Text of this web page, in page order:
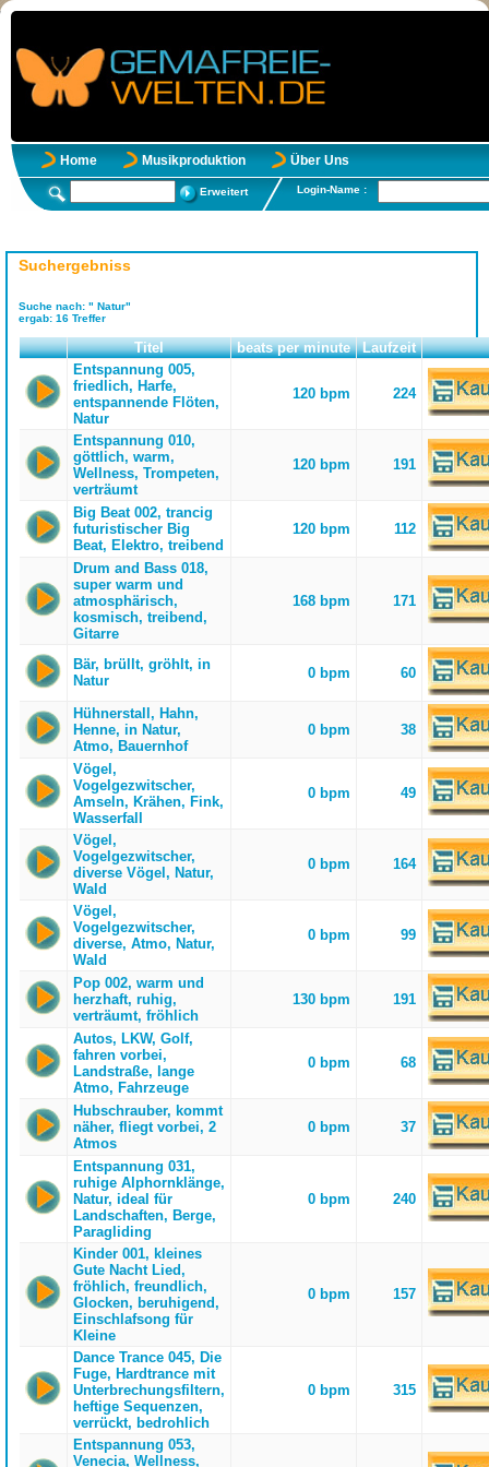
Home Musikproduktion Über Uns
Erweitert Login-Name :
Suchergebniss
Suche nach: " Natur"
ergab: 16 Treffer
Titel beats per minute
Laufzeit
Entspannung 005,
friedlich, Harfe,
entspannende Flöten,
Natur
120 bpm 224
Entspannung 010,
göttlich, warm,
Wellness, Trompeten,
verträumt
120 bpm 191
Big Beat 002, trancig
futuristischer Big
Beat, Elektro, treibend
120 bpm 112
Drum and Bass 018,
super warm und
atmosphärisch,
kosmisch, treibend,
Gitarre
168 bpm 171
Bär, brüllt, gröhlt, in
Natur
0 bpm 60
Hühnerstall, Hahn,
Henne, in Natur,
Atmo, Bauernhof
0 bpm 38
Vögel,
Vogelgezwitscher,
Amseln, Krähen, Fink,
Wasserfall
0 bpm 49
Vögel,
Vogelgezwitscher,
diverse Vögel, Natur,
Wald
0 bpm 164
Vögel,
Vogelgezwitscher,
diverse, Atmo, Natur,
Wald
0 bpm 99
Pop 002, warm und
herzhaft, ruhig,
verträumt, fröhlich
130 bpm 191
Autos, LKW, Golf,
fahren vorbei,
Landstraße, lange
Atmo, Fahrzeuge
0 bpm 68
Hubschrauber, kommt
näher, fliegt vorbei, 2
Atmos
0 bpm 37
Entspannung 031,
ruhige Alphornklänge,
Natur, ideal für
Landschaften, Berge,
Paragliding
0 bpm 240
Kinder 001, kleines
Gute Nacht Lied,
fröhlich, freundlich,
Glocken, beruhigend,
Einschlafsong für
Kleine
0 bpm 157
Dance Trance 045, Die
Fuge, Hardtrance mit
Unterbrechungsfiltern,
heftige Sequenzen,
verrückt, bedrohlich
0 bpm 315
Entspannung 053,
Venecia, Wellness,